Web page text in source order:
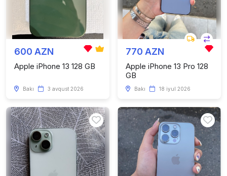
600 AZN
Apple iPhone 13 128 GB
Bakı 3 avqust 2026
770 AZN
Apple iPhone 13 Pro 128
GB
Bakı 18 iyul 2026